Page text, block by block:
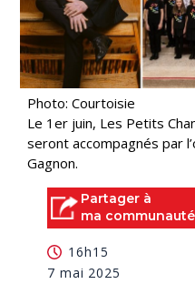
Photo: Courtoisie
Le 1er juin, Les Petits
seront accompagnés par
Gagnon.
Partager à
ma communauté
16h15
7 mai 2025